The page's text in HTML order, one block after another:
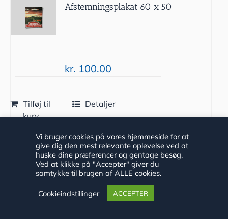
Afstemningsplakat 60 x 50
kr. 100.00
Tilføj til
kurv
Detaljer
”Sanitetssoldat på Østfronten” af Kaj
Vi bruger cookies på vores hjemmeside for at
give dig den mest relevante oplevelse ved at
huske dine præferencer og gentage besøg.
Ved at klikke på "Accepter" giver du
samtykke til brugen af ALLE cookies.
Cookieindstillinger ACCEPTER